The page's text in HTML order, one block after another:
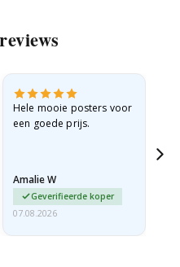
Hele mooie posters voor
een goede prijs.
Amalie W
Geverifieerde koper
07.08.2026